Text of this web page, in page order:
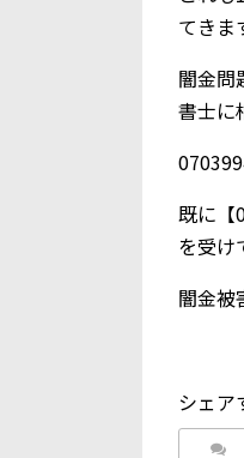
てきま
闇金問
書士に
既に【
を受け
闇金被
シェア